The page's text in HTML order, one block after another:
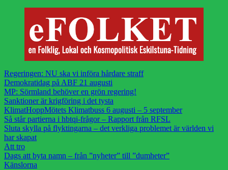
Regeringen: NU ska vi införa hårdare straff
Demokratidag på ABF 21 augusti
MP: Sörmland behöver en grön regering!
Sanktioner är krigföring i det tysta
KlimatHoppMötets Klimatbuss 6 augusti – 5 september
Så står partierna i hbtqi-frågor – Rapport från RFSL
Sluta skylla på flyktingarna – det verkliga problemet är världen vi
har skapat
Att tro
Dags att byta namn – från ”nyheter” till ”dumheter”
Känslorna